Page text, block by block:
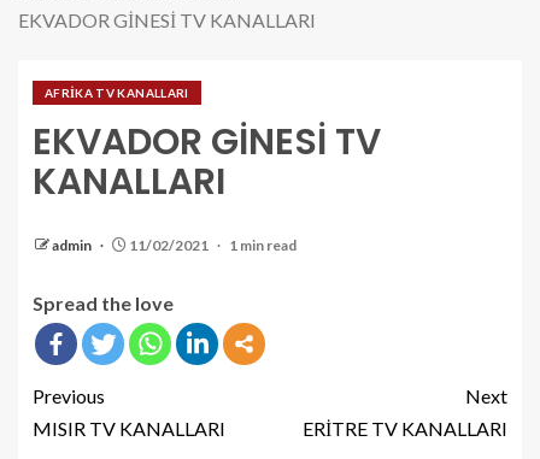
EKVADOR GİNESİ TV KANALLARI
AFRİKA TV KANALLARI
EKVADOR GİNESİ TV
KANALLARI
admin 11/02/2021 1 min read
Spread the love
Previous
MISIR TV KANALLARI
Next
ERİTRE TV KANALLARI